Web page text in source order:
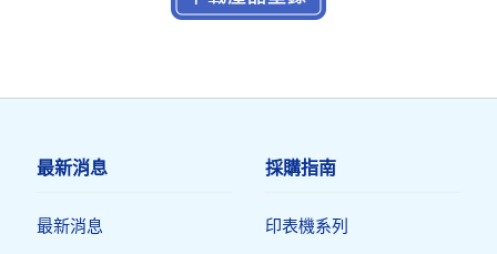
最新消息
最新消息
採購指南
印表機系列